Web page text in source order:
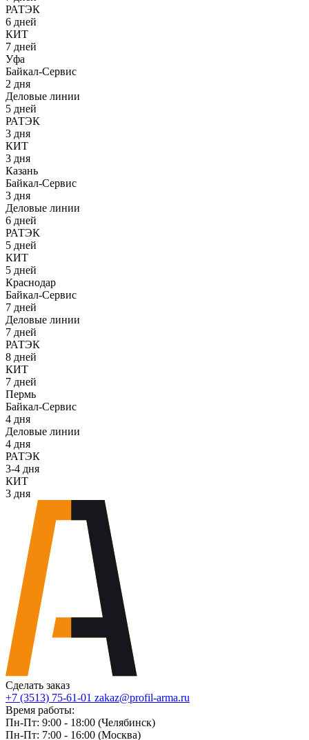
РАТЭК
6 дней
КИТ
7 дней
Уфа
Байкал-Сервис
2 дня
Деловые линии
5 дней
РАТЭК
3 дня
КИТ
3 дня
Казань
Байкал-Сервис
3 дня
Деловые линии
6 дней
РАТЭК
5 дней
КИТ
5 дней
Краснодар
Байкал-Сервис
7 дней
Деловые линии
7 дней
РАТЭК
8 дней
КИТ
7 дней
Пермь
Байкал-Сервис
4 дня
Деловые линии
4 дня
РАТЭК
3-4 дня
КИТ
3 дня
Сделать заказ
+7 (3513) 75-61-01 zakaz@profil-arma.ru
Время работы:
Пн-Пт: 9:00 - 18:00 (Челябинск)
Пн-Пт: 7:00 - 16:00 (Москва)